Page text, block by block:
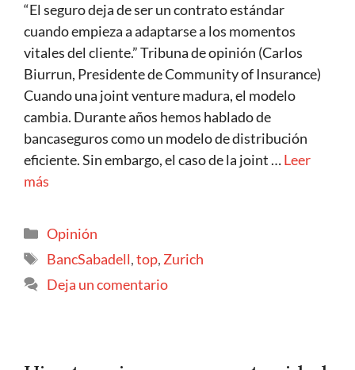
“El seguro deja de ser un contrato estándar
cuando empieza a adaptarse a los momentos
vitales del cliente.” Tribuna de opinión (Carlos
Biurrun, Presidente de Community of Insurance)
Cuando una joint venture madura, el modelo
cambia. Durante años hemos hablado de
bancaseguros como un modelo de distribución
eficiente. Sin embargo, el caso de la joint …Leer
más
Opinión
BancSabadell,top, Zurich
Deja un comentario